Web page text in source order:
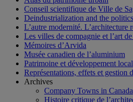
Conseil scientifique de Ville de
Deindustrialization and the
L’autre modernité. L’architecture
Les villes de compagnie et l’art
Mémoires d’Arvida
Musée canadien de l’aluminium
Patrimoine et développement
Représentations, effets et gestion
Archives
Company Towns in Canada
Histoire critique de